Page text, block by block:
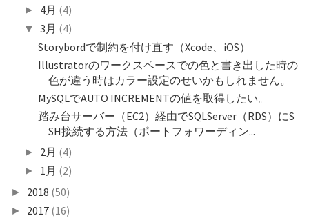
► 4月 (4)
▼3月 (4)
Storybordで制約を付け直す（Xcode、iOS）
Illustratorのワークスペースでの色と書き出した時の
色が違う時はカラー設定のせいかもしれません。
MySQLでAUTO INCREMENTの値を取得したい。
踏み台サーバー（EC2）経由でSQLServer（RDS）にS
SH接続する方法（ポートフォワーディン...
► 2月 (4)
► 1月 (2)
► 2018 (50)
► 2017 (16)